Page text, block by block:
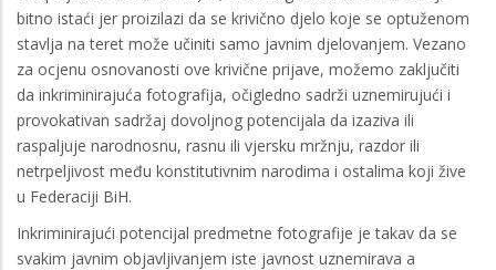
bitno istaći jer proizilazi da se krivično djelo koje se optuženom
stavlja na teret može učiniti samo javnim djelovanjem. Vezano
za ocjenu osnovanosti ove krivične prijave, možemo zaključiti
da inkriminirajuća fotografija, očigledno sadrži uznemirujući i
provokativan sadržaj dovoljnog potencijala da izaziva ili
raspaljuje narodnosnu, rasnu ili vjersku mržnju, razdor ili
netrpeljivost među konstitutivnim narodima i ostalima koji žive
u Federaciji BiH.
Inkriminirajući potencijal predmetne fotografije je takav da se
svakim javnim objavljivanjem iste javnost uznemirava a